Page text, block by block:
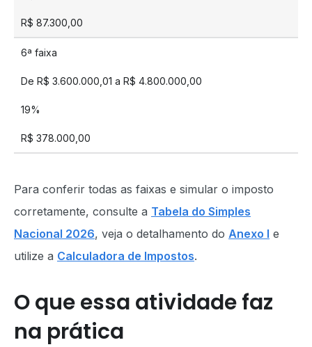
R$ 87.300,00
6ª faixa
De R$ 3.600.000,01 a R$ 4.800.000,00
19%
R$ 378.000,00
Para conferir todas as faixas e simular o imposto
corretamente, consulte a Tabela do Simples
Nacional 2026, veja o detalhamento do Anexo I e
utilize a Calculadora de Impostos.
O que essa atividade faz
na prática